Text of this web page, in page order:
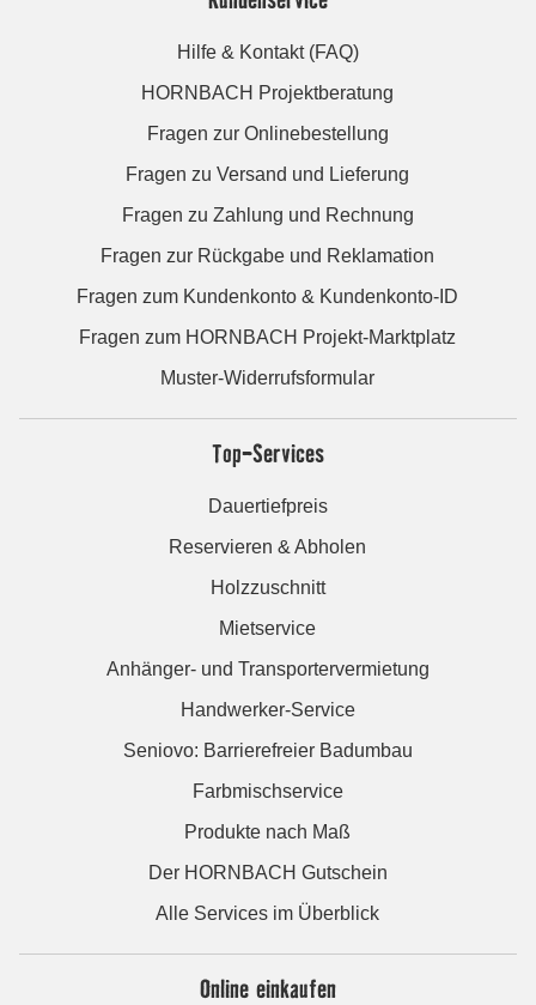
Hilfe & Kontakt (FAQ)
HORNBACH Projektberatung
Fragen zur Onlinebestellung
Fragen zu Versand und Lieferung
Fragen zu Zahlung und Rechnung
Fragen zur Rückgabe und Reklamation
Fragen zum Kundenkonto & Kundenkonto-ID
Fragen zum HORNBACH Projekt-Marktplatz
Muster-Widerrufsformular
Top-Services
Dauertiefpreis
Reservieren & Abholen
Holzzuschnitt
Mietservice
Anhänger- und Transportervermietung
Handwerker-Service
Seniovo: Barrierefreier Badumbau
Farbmischservice
Produkte nach Maß
Der HORNBACH Gutschein
Alle Services im Überblick
Online einkaufen